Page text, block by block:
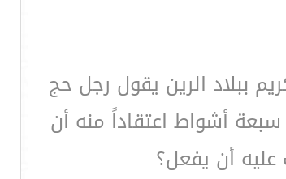
ببلاد الرين يقول رجل حج
أشواط اعتقاداً منه أن
أن يفعل؟